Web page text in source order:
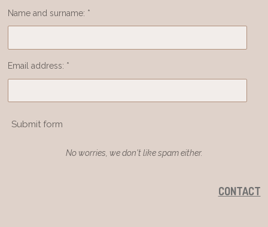
Name and surname: *
Email address: *
Submit form
No worries, we don't like spam either.
CONTACT